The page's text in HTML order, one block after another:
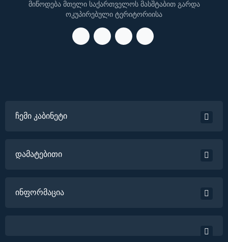
მიწოდება მთელი საქართველოს მასშტაბით გარდა
ოკუპირებული ტერიტორიისა
ჩემი კაბინეტი
დამატებითი
ინფორმაცია